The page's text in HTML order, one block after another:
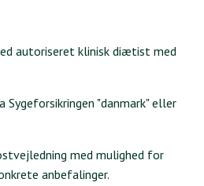
autoriseret klinisk diætist med
"danmark" eller
med mulighed for
anbefalinger.